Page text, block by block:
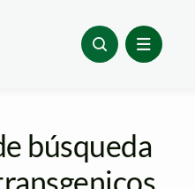
búsqueda